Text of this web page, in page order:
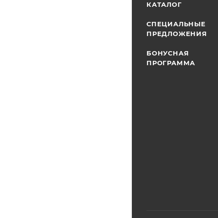
КАТАЛОГ
СПЕЦИАЛЬНЫЕ
ПРЕДЛОЖЕНИЯ
БОНУСНАЯ
ПРОГРАММА